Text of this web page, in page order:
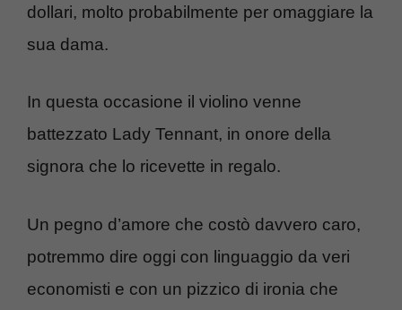
dollari, molto probabilmente per omaggiare la
sua dama.
In questa occasione il violino venne
battezzato Lady Tennant, in onore della
signora che lo ricevette in regalo.
Un pegno d’amore che costò davvero caro,
potremmo dire oggi con linguaggio da veri
economisti e con un pizzico di ironia che